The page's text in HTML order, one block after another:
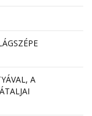
A